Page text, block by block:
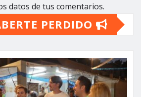
datos de tus comentarios.
PERDIDO